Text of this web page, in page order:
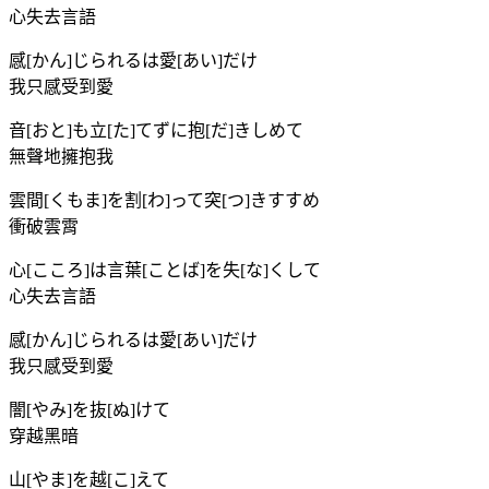
心失去言語
感[かん]じられるは愛[あい]だけ
我只感受到愛
音[おと]も立[た]てずに抱[だ]きしめて
無聲地擁抱我
雲間[くもま]を割[わ]って突[つ]きすすめ
衝破雲霄
心[こころ]は言葉[ことば]を失[な]くして
心失去言語
感[かん]じられるは愛[あい]だけ
我只感受到愛
闇[やみ]を抜[ぬ]けて
穿越黑暗
山[やま]を越[こ]えて